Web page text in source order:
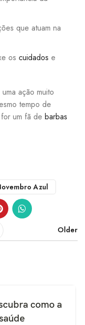
que atuam na
os cuidados e
ação muito
tempo de
um fã de barbas
Azul
Older
como a